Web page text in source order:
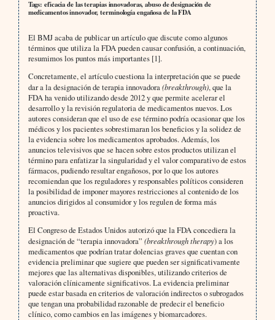
Tags: eficacia de las terapias innovadoras, abuso de designación de
medicamentos innovador, terminología engañosa de la FDA
El BMJ acaba de publicar un artículo que discute como algunos
términos que utiliza la FDA pueden causar confusión, a continuación,
resumimos los puntos más importantes [1].
Concretamente, el artículo cuestiona la interpretación que se puede
dar a la designación de terapia innovadora(breakthrough), que la
FDA ha venido utilizando desde 2012 y que permite acelerar el
desarrollo y la revisión regulatoria de medicamentos nuevos. Los
autores consideran que el uso de ese término podría ocasionar que los
médicos y los pacientes sobrestimaran los beneficios y la solidez de
la evidencia sobre los medicamentos aprobados. Además, los
anuncios televisivos que se hacen sobre estos productos utilizan el
término para enfatizar la singularidad y el valor comparativo de estos
fármacos, pudiendo resultar engañosos, por lo que los autores
recomiendan que los reguladores y responsables políticos consideren
la posibilidad de imponer mayores restricciones al contenido de los
anuncios dirigidos al consumidor y los regulen de forma más
proactiva.
El Congreso de Estados Unidos autorizó que la FDA concediera la
designación de “terapia innovadora” (breakthrough therapy) a los
medicamentos que podrían tratar dolencias graves que cuentan con
evidencia preliminar que sugiere que pueden ser significativamente
mejores que las alternativas disponibles, utilizando criterios de
valoración clínicamente significativos. La evidencia preliminar
puede estar basada en criterios de valoración indirectos o subrogados
que tengan una probabilidad razonable de predecir el beneficio
clínico, como cambios en las imágenes y biomarcadores.